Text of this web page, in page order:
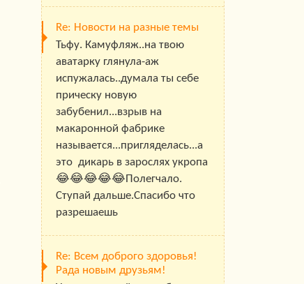
Re: Новости на разные темы
Тьфу. Камуфляж..на твою
аватарку глянула-аж
испужалась..думала ты себе
прическу новую
забубенил...взрыв на
макаронной фабрике
называется...пригляделась...а
это дикарь в зарослях укропа
😂😂😂😂😂Полегчало.
Ступай дальше.Спасибо что
разрешаешь
Re: Всем доброго здоровья!
Рада новым друзьям!